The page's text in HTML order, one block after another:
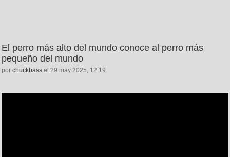
El perro más alto del mundo conoce al perro más
pequeño del mundo
por chuckbass el 29 may 2025, 12:19